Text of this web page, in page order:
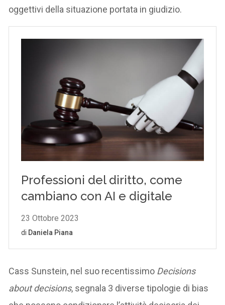
oggettivi della situazione portata in giudizio.
Cass Sunstein, nel suo recentissimo Decisions
about decisions, segnala 3 diverse tipologie di bias